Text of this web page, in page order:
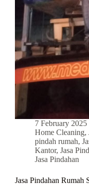
7 February 2025
Home Cleaning,
pindah rumah,
Kantor, Jasa
Jasa Pindahan
Jasa Pindahan Rumah